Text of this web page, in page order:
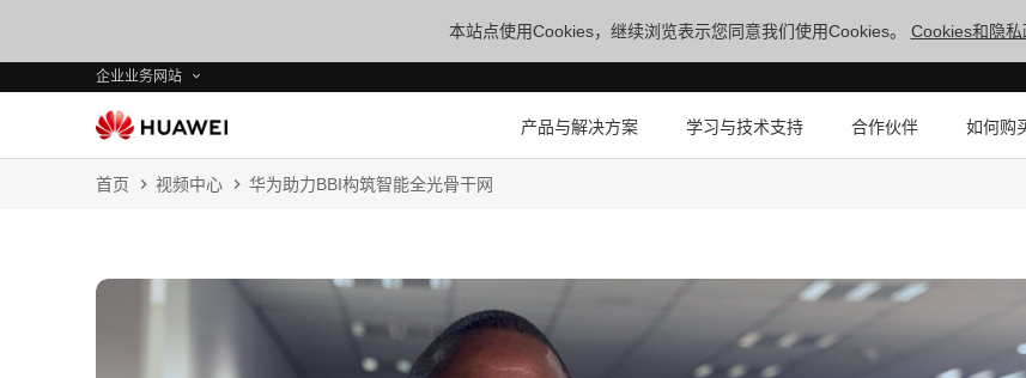
本站点使用Cookies，继续浏览表示您同意我们使用Cookies。 Cookies和隐私
企业业务网站
产品与解决方案 学习与技术支持 合作伙伴 如何购
首页 视频中心 华为助力BBI构筑智能全光骨干网